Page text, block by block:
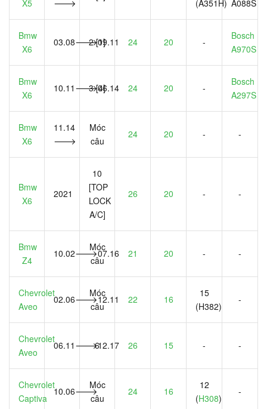
X5
🡒
(A351H) A088S
Bmw
X6
03.08🡒09.11
2 [1] 24 20 -
Bosch
A970S
Bmw
X6
10.11🡒06.14
3 [4] 24 20 -
Bosch
A297S
Bmw
X6
11.14
🡒
Móc
câu
24 20 - -
Bmw
X6
2021
10
[TOP
LOCK
A/C]
26 20 - -
Bmw
Z4
10.02🡒07.16
Móc
câu
21 20 - -
Chevrolet
Aveo
02.06🡒12.11
Móc
câu
22 16
15
(H382)
-
Chevrolet
Aveo
06.11🡒12.17
6 26 15 - -
Chevrolet
Captiva
10.06🡒
Móc
câu
24 16
12
(H308)
-